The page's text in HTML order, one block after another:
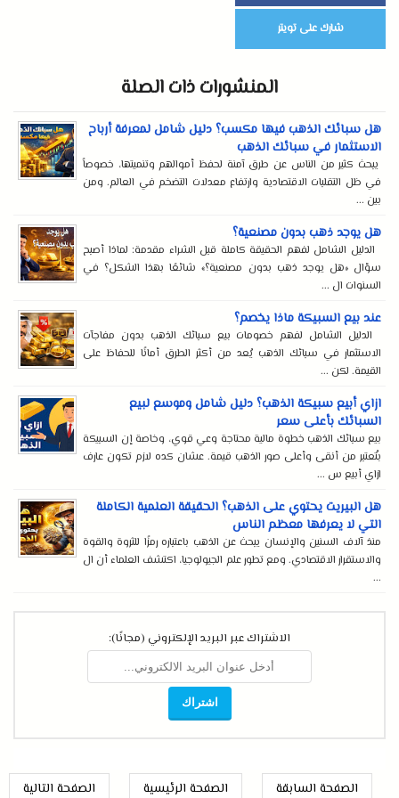
شارك على تويتر
المنشورات ذات الصلة
هل سبائك الذهب فيها مكسب؟ دليل شامل لمعرفة أرباح
الاستثمار في سبائك الذهب
يبحث كثير من الناس عن طرق آمنة لحفظ أموالهم وتنميتها، خصوصاً
في ظل التقلبات الاقتصادية وارتفاع معدلات التضخم في العالم. ومن
بين ...
هل يوجد ذهب بدون مصنعية؟
الدليل الشامل لفهم الحقيقة كاملة قبل الشراء مقدمة: لماذا أصبح
سؤال «هل يوجد ذهب بدون مصنعية؟» شائعًا بهذا الشكل؟ في
السنوات ال ...
عند بيع السبيكة ماذا يخصم؟
الدليل الشامل لفهم خصومات بيع سبائك الذهب بدون مفاجآت
الاستثمار في سبائك الذهب يُعد من أكثر الطرق أمانًا للحفاظ على
القيمة. لكن ...
ازاي أبيع سبيكة الذهب؟ دليل شامل وموسع لبيع
السبائك بأعلى سعر
بيع سبائك الذهب خطوة مالية محتاجة وعي قوي، وخاصة إن السبيكة
بتُعتبر من أنقى وأعلى صور الذهب قيمة. عشان كده لازم تكون عارف
ازاي أبيع س ...
هل البيريت يحتوي على الذهب؟ الحقيقة العلمية الكاملة
التي لا يعرفها معظم الناس
منذ آلاف السنين والإنسان يبحث عن الذهب باعتباره رمزًا للثروة والقوة
والاستقرار الاقتصادي. ومع تطور علم الجيولوجيا، اكتشف العلماء أن ال
...
الاشتراك عبر البريد الإلكتروني (مجانًا):
الصفحة السابقة الصفحة التالية الصفحة الرئيسية